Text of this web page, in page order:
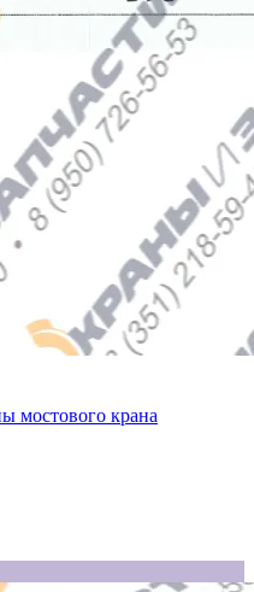
мостового крана